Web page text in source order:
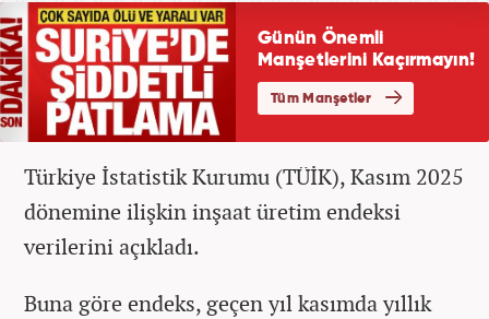
Türkiye İstatistik Kurumu (TÜİK), Kasım 2025
dönemine ilişkin inşaat üretim endeksi
verilerini açıkladı.
Buna göre endeks, geçen yıl kasımda yıllık